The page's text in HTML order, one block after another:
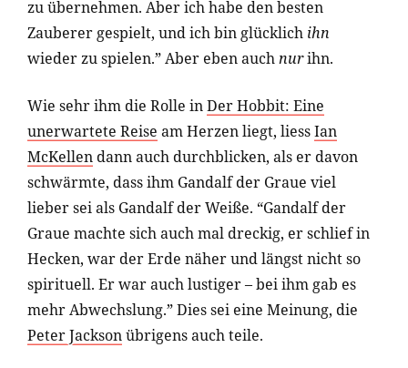
zu übernehmen. Aber ich habe den besten
Zauberer gespielt, und ich bin glücklich ihn
wieder zu spielen.” Aber eben auchnurihn.
Wie sehr ihm die Rolle inDer Hobbit: Eine
unerwartete Reise am Herzen liegt, liessIan
McKellen dann auch durchblicken, als er davon
schwärmte, dass ihm Gandalf der Graue viel
lieber sei als Gandalf der Weiße. “Gandalf der
Graue machte sich auch mal dreckig, er schlief in
Hecken, war der Erde näher und längst nicht so
spirituell. Er war auch lustiger – bei ihm gab es
mehr Abwechslung.” Dies sei eine Meinung, die
Peter Jacksonübrigens auch teile.